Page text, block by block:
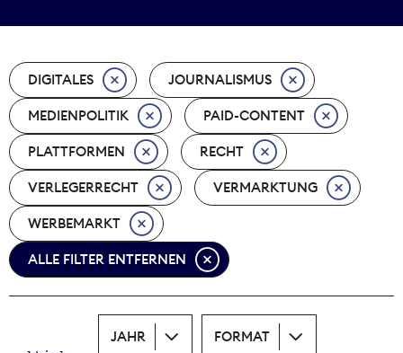
Nachhaltigkeit
Nachwuchs
Nova Award
Pressefreiheit
Print
DIGITALES JOURNALISMUS
MEDIENPOLITIK PAID-CONTENT
PLATTFORMEN RECHT
VERLEGERRECHT VERMARKTUNG
WERBEMARKT
ALLE FILTER ENTFERNEN
JAHR FORMAT